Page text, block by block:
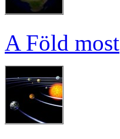
A Föld most